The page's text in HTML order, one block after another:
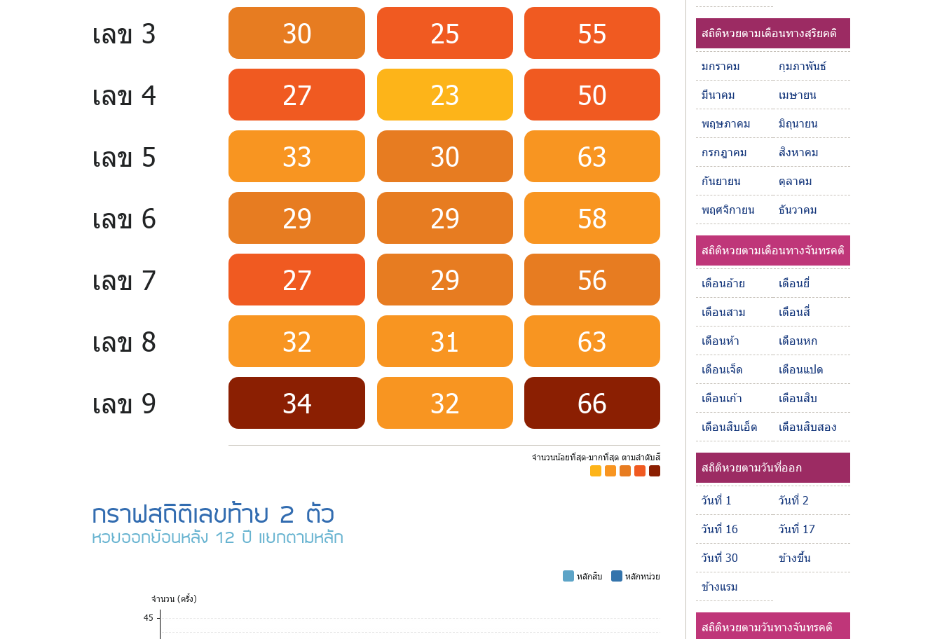
เลข 3
30 25
55
เลข 4
27 23
50
เลข 5
33 30
63
เลข 6
29 29
58
เลข 7
27 29
56
เลข 8
32 31
63
เลข 9
34 32 66
จำนวนน้อยที่สุด-มากที่สุด ตามลำดับสี
กราฟสถิติเลขท้าย 2 ตัว
หวยออกย้อนหลัง 12 ปี แยกตามหลัก
หลักสิบ
หลักหน่วย
จำนวน (ครั้ง)
45
สถิติหวยตามเดือนทางสุริยคติ
มกราคม
กุมภาพันธ์
มีนาคม
เมษายน
พฤษภาคม
มิถุนายน
กรกฎาคม
สิงหาคม
กันยายน
ตุลาคม
พฤศจิกายน
ธันวาคม
สถิติหวยตามเดือนทางจันทรคติ
เดือนอ้าย
เดือนยี่
เดือนสาม
เดือนสี่
เดือนห้า
เดือนหก
เดือนเจ็ด
เดือนแปด
เดือนเก้า
เดือนสิบ
เดือนสิบเอ็ด
เดือนสิบสอง
สถิติหวยตามวันที่ออก
วันที่ 1
วันที่ 2
วันที่ 16
วันที่ 17
วันที่ 30
ข้างขึ้น
ข้างแรม
สถิติหวยตามวันทางจันทรคติ